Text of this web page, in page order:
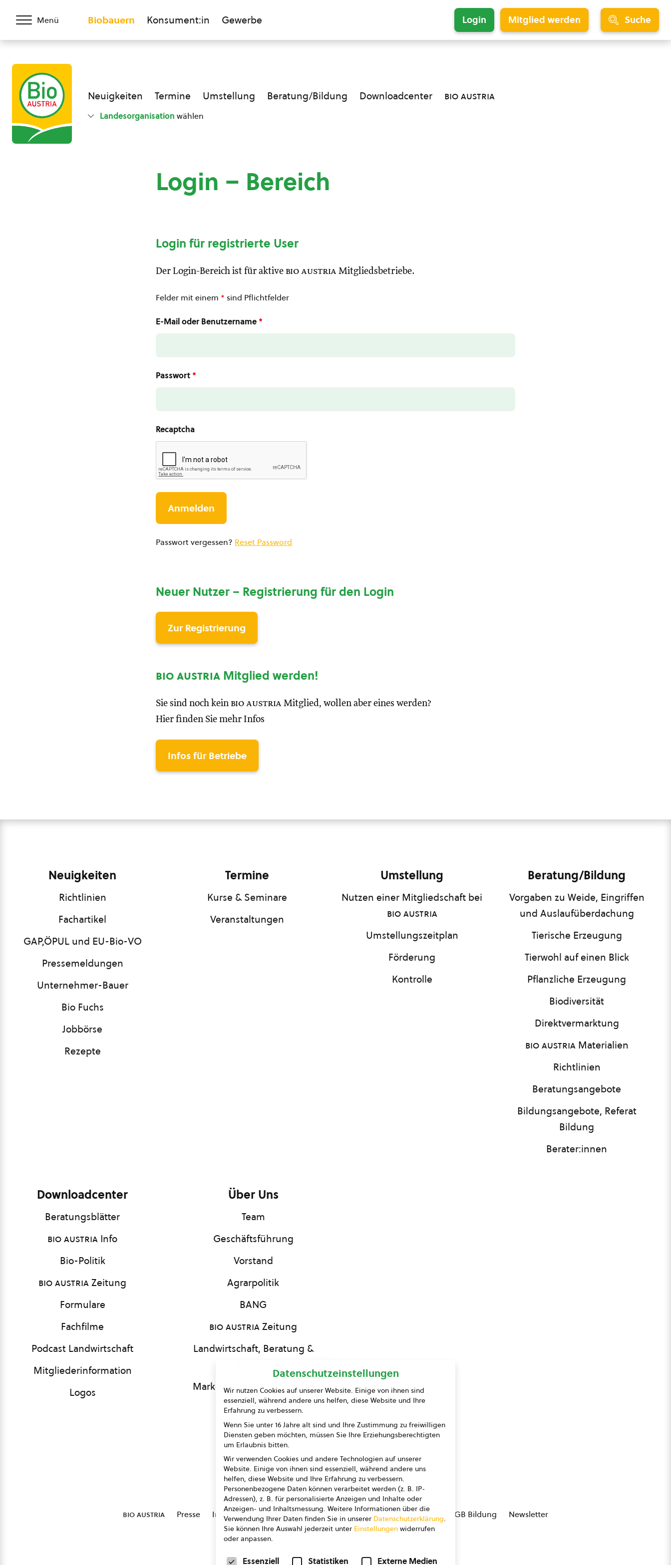
Menü Biobauern Konsument:in Gewerbe Login Mitglied werden Suche
Neuigkeiten Termine Umstellung Beratung/Bildung Downloadcenter bio austria
Landesorganisation wählen
Login – Bereich
Login für registrierte User
Der Login-Bereich ist für aktive bio austria Mitgliedsbetriebe.
Felder mit einem * sind Pflichtfelder
E-Mail oder Benutzername *
Passwort *
Recaptcha
Passwort vergessen? Reset Password
Neuer Nutzer – Registrierung für den Login
Zur Registrierung
bio austria Mitglied werden!
Sie sind noch kein bio austria Mitglied, wollen aber eines werden?
Hier finden Sie mehr Infos
Infos für Betriebe
Neuigkeiten
Richtlinien
Fachartikel
GAP,ÖPUL und EU-Bio-VO
Pressemeldungen
Unternehmer-Bauer
Bio Fuchs
Jobbörse
Rezepte
Termine
Kurse & Seminare
Veranstaltungen
Umstellung
Nutzen einer Mitgliedschaft bei
bio austria
Umstellungszeitplan
Förderung
Kontrolle
Beratung/Bildung
Vorgaben zu Weide, Eingriffen
und Auslaufüberdachung
Tierische Erzeugung
Tierwohl auf einen Blick
Pflanzliche Erzeugung
Biodiversität
Direktvermarktung
bio austriaMaterialien
Richtlinien
Beratungsangebote
Bildungsangebote, Referat
Bildung
Berater:innen
Downloadcenter
Beratungsblätter
bio austria Info
Bio-Politik
bio austriaZeitung
Formulare
Fachfilme
Podcast Landwirtschaft
Mitgliederinformation
Logos
Über Uns
Team
Geschäftsführung
Vorstand
Agrarpolitik
BANG
bio austriaZeitung
Landwirtschaft, Beratung &
Marketing und Information
Presse
Kontakt
bio austria Presse Impressum Datenschutz AGB AGB Marketing GmbH AGB Bildung Newsletter
Datenschutzeinstellungen
Wir nutzen Cookies auf unserer Website. Einige von ihnen sind
essenziell, während andere uns helfen, diese Website und Ihre
Erfahrung zu verbessern.
Wenn Sie unter 16 Jahre alt sind und Ihre Zustimmung zu freiwilligen
Diensten geben möchten, müssen Sie Ihre Erziehungsberechtigten
um Erlaubnis bitten.
Wir verwenden Cookies und andere Technologien auf unserer
Website. Einige von ihnen sind essenziell, während andere uns
helfen, diese Website und Ihre Erfahrung zu verbessern.
Personenbezogene Daten können verarbeitet werden (z. B. IP-
Adressen), z. B. für personalisierte Anzeigen und Inhalte oder
Anzeigen- und Inhaltsmessung. Weitere Informationen über die
Verwendung Ihrer Daten finden Sie in unserer Datenschutzerklärung.
Sie können Ihre Auswahl jederzeit unter Einstellungen widerrufen
oder anpassen.
Datenschutzeinstellungen
Essenziell Statistiken Externe Medien